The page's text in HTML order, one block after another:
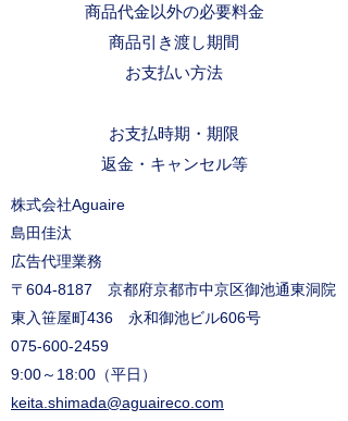
商品代金以外の必要料金
商品引き渡し期間
お支払い方法
お支払時期・期限
返金・キャンセル等
株式会社Aguaire
島田佳汰
広告代理業務
〒604-8187 京都府京都市中京区御池通東洞院
東入笹屋町436 永和御池ビル606号
075-600-2459
9:00～18:00（平日）
keita.shimada@aguaireco.com